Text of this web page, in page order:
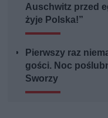
Auschwitz przed
żyje Polska!”
Pierwszy raz
gości. Noc
Sworzy